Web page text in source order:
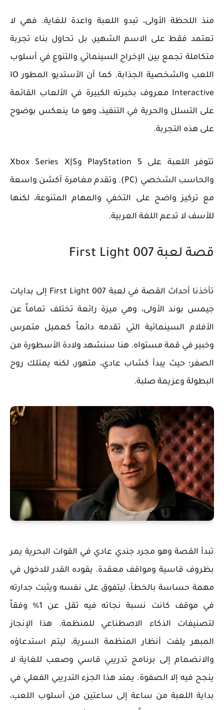
منذ اللحظة الأولى، تبدو اللعبة واعدة للغاية. فهي لا
تعتمد فقط على الاسم الشهير، بل تحاول بناء تجربة
متكاملة تجمع بين الإخراج السينمائي والتنوع في أسلوب
اللعب والشخصية الجذابة. كما أن الأستديو المطور IO
Interactive معروف بخبرته الكبيرة في الألعاب القائمة
على التسلل والحرية في التنفيذ، وهو ما ينعكس بوضوح
على هذه التجربة.
تتوفر اللعبة على PlayStation 5 وXbox Series X|S
والحاسب الشخصي (PC). وتقدم مغامرة أكشن واسعة
مع تركيز واضح على التخفي والمهام المتنوعة، لكنها
للأسف لا تدعم اللغة العربية.
قصة لعبة 007 First Light
تأخذنا أحداث القصة في لعبة 007 First Light إلى بدايات
جيمس بوند الأولى، وهي ميزة رائعة تختلف تماماً عن
الأفلام السينمائية التي تقدمه دائماً كعميل متمرس
وخبير في قمة مستواه. هنا سنشهد ولادة الأسطورة من
الصفر؛ حيث يبدأ كشاب عادي، متهور، لكنه يمتلك روح
البطولة وعزيمة صلبة.
تبدأ القصة وهو مجرد جندي عادي في القوات البحرية يمر
بظروف قاسية ومواقف معقدة. يقوده القدر للدخول في
مهمة حساسة بالخطأ، ليتفوق على نفسه ويثبت جدارته
في موقف كانت نسبة نجاته فيه تقل عن 1% وفقاً
لتصنيفات الذكاء الاصطناعي للمنظمة. هذا الإنجاز
المبهر يلفت أنظار المنظمة السرية، ليتم استدعاؤه
والانضمام إلى برنامج تدريبي قاسي وصعب للغاية لا
ينجح فيه إلا الصفوة. يمتد هذا الجزء التدريبي الفعلي في
بداية اللعبة من ساعة إلى ساعتين من أسلوب اللعب،